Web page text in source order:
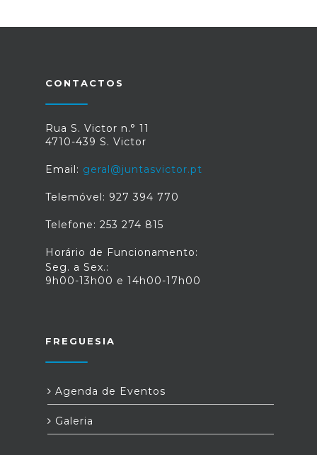
CONTACTOS
Rua S. Victor n.° 11
4710-439 S. Victor
Email: geral@juntasvictor.pt
Telemóvel: 927 394 770
Telefone: 253 274 815
Horário de Funcionamento:
Seg. a Sex.:
9h00-13h00 e 14h00-17h00
FREGUESIA
Agenda de Eventos
Galeria